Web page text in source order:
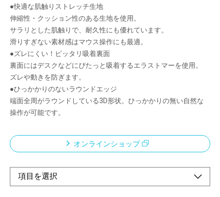
●快適な肌触りストレッチ生地
伸縮性・クッション性のある生地を使用。
サラリとした肌触りで、耐久性にも優れています。
滑りすぎない素材感はマウス操作にも最適。
●ズレにくい！ピッタリ吸着裏面
裏面にはデスクなどにぴたっと吸着するエラストマーを使用。
ズレや動きを防ぎます。
●ひっかかりのないラウンドエッジ
端面全周がラウンドしている3D形状。ひっかかりの無い自然な
操作が可能です。
オンラインショップ